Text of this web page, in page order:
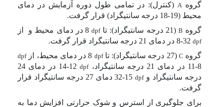
گروه A (کنترل): در تمامی طول دوره آزمایش در دمای
محیط (19-18 درجه سانتیگراد) قرار گرفت.
گروه B (21 درجه سانتیگراد): تا dpf
8 در دمای محیط و از
dpf
گروه C (27 درجه سانتیگراد): تا dpf در دمای محیط، ازdpf
8-11 در دمای 21 درجه سانتیگراد، dpf
12-14
در دمای 24
درجه سانتیگراد وdpf
15-32
دمای 27 درجه سانتیگراد قرار
گرفت.
برای جلوگیری از استرس و شوک حرارتی افزایش دما به